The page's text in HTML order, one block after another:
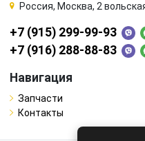
Россия, Москва, 2
+7 (915) 299-99-93
+7 (916) 288-88-83
Навигация
Запчасти
Контакты